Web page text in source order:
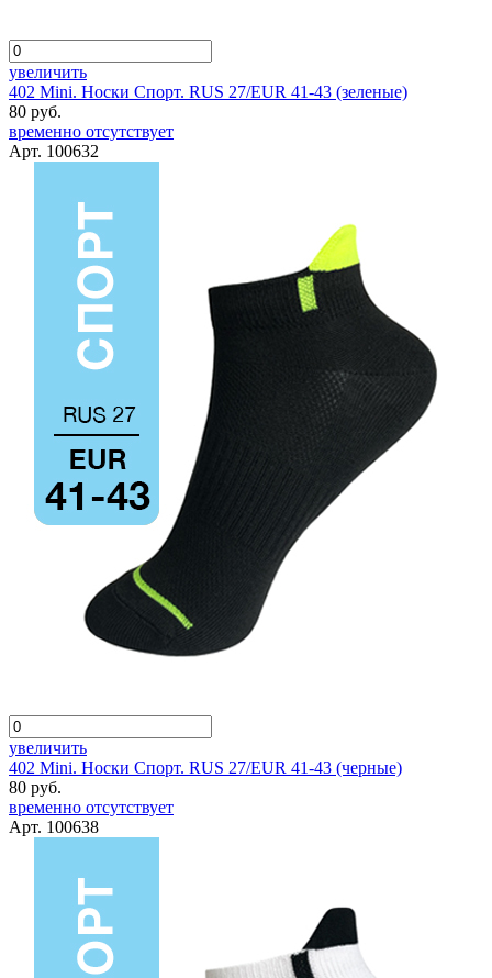
увеличить
402 Mini. Носки Спорт. RUS 27/EUR 41-43 (зеленые)
80 руб.
временно отсутствует
Арт. 100632
увеличить
402 Mini. Носки Спорт. RUS 27/EUR 41-43 (черные)
80 руб.
временно отсутствует
Арт. 100638